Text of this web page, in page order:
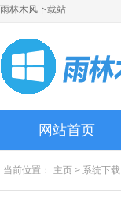
雨林木风下载站
网站首页
当前位置： 主页 > 系统下载